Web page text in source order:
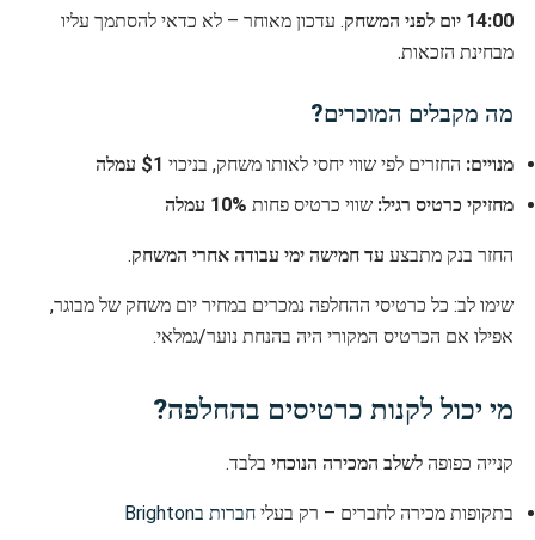
14:00 יום לפני המשחק
. עדכון מאוחר – לא כדאי להסתמך עליו
מבחינת הזכאות.
מה מקבלים המוכרים?
מנויים: החזרים לפי שווי יחסי לאותו משחק, בניכוי $1 עמלה
מחזיקי כרטיס רגיל: שווי כרטיס פחות 10% עמלה
החזר בנק מתבצע עד חמישה ימי עבודה אחרי המשחק.
שימו לב: כל כרטיסי ההחלפה נמכרים במחיר יום משחק של מבוגר,
אפילו אם הכרטיס המקורי היה בהנחת נוער/גמלאי.
מי יכול לקנות כרטיסים בהחלפה?
קנייה כפופה לשלב המכירה הנוכחי בלבד.
בתקופות מכירה לחברים – רק בעלי חברות בBrighton